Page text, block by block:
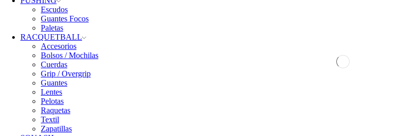
Escudos
Guantes Focos
Paletas
RACQUETBALL
Accesorios
Bolsos / Mochilas
Cuerdas
Grip / Overgrip
Guantes
Lentes
Pelotas
Raquetas
Textil
Zapatillas